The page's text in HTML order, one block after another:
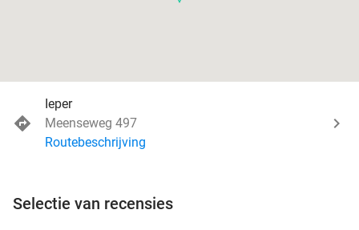
Ieper
Meenseweg 497
Routebeschrijving
Selectie van recensies